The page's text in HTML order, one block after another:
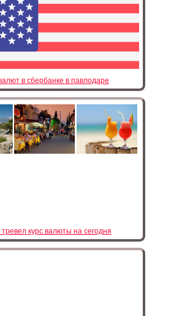
в сбербанке в павлодаре
курс валюты на сегодня